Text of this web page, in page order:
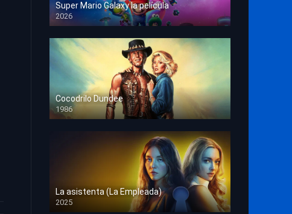
Super Mario Galaxy la película
2026
HD 1080p
Cocodrilo Dundee
1986
HD 1080p
La asistenta (La Empleada)
2025
HD 1080p